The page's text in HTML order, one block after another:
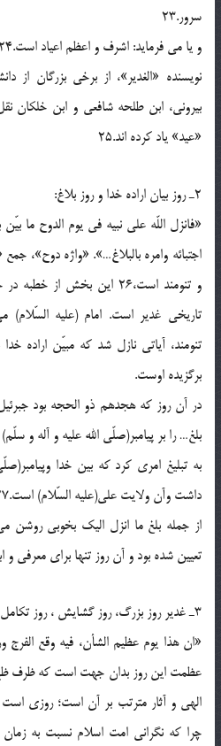
سرور.23
و يا مى فرمايد: اشرف و اعظم اعياد است.24
نويسنده «الغدير»، از برخى بزرگان از
بيرونى، ابن طلحه شافعى و ابن خلكان
«عيد» ياد كرده اند.25
2ـ روز بيان اراده خدا و روز بلاغ:
«فانزل اللّه على نبيه فى يوم الدوح ما
اجتبائه وامره بالبلاغ…». «واژه دوح»،
و تنومند است،26 اين بخش از
تاريخى غدير است. امام (علیه السّلام)
تنومند، آياتى نازل شد كه مبيّن اراده
برگزيده اوست.
در آن روز كه هجدهم ذو الحجه بود جبرئيل
بلغ… را بر پيامبر(صلّی الله علیه و آله و
به تبليغ امرى كرد كه بين خدا
داشت وآن ولايت على(علیه السّلام) است.27
از جمله بلغ ما انزل اليك بخوبى
تعيين شده بود و آن روز تنها براى معرفى و
3ـ غدير روز بزرگ، روز گشايش ، روز تكامل …:
«ان هذا يوم عظيم الشأن، فيه وقع
عظمت اين روز بدان جهت است كه ظرف ظهور
الهى و آثار مترتب بر آن است؛ روزى
چرا كه نگرانى امت اسلام نسبت به